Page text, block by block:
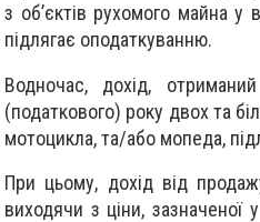
з об’єктів рухомого майна у
підлягає оподаткуванню.
Водночас, дохід,
(податкового) року двох та
мотоцикла, та/або мопеда,
При цьому, дохід від
виходячи з ціни, зазначеної